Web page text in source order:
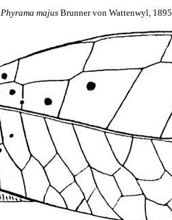
Phyrama majus Brunner von Wattenwyl, 1895